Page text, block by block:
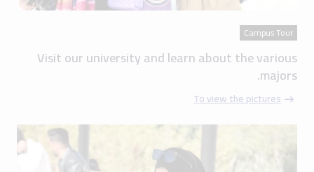
Campus Tour
Visit our university and learn about the various
majors.
To view the pictures